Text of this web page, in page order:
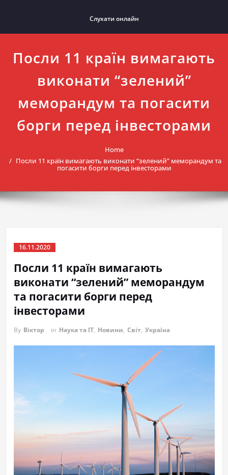
Слухати онлайн
Посли 11 країн вимагають
виконати “зелений”
меморандум та погасити
борги перед інвесторами
Home
Посли 11 країн вимагають виконати “зелений” меморандум та
погасити борги перед інвесторами
16.11.2020
Посли 11 країн вимагають
виконати “зелений” меморандум
та погасити борги перед
інвесторами
By Віктор in Наука та IT, Новини, Світ, Україна